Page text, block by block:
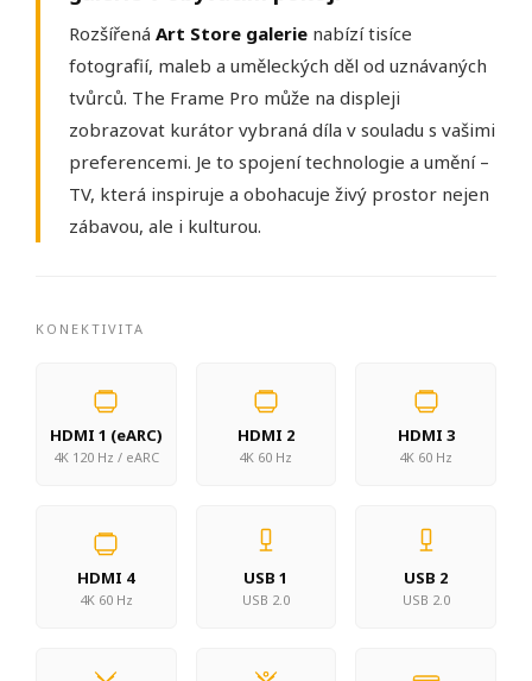
Rozšířená Art Store galerie nabízí tisíce
fotografií, maleb a uměleckých děl od uznávaných
tvůrců. The Frame Pro může na displeji
zobrazovat kurátor vybraná díla v souladu s vašimi
preferencemi. Je to spojení technologie a umění –
TV, která inspiruje a obohacuje živý prostor nejen
zábavou, ale i kulturou.
KONEKTIVITA
HDMI 1 (eARC)
4K 120 Hz / eARC
HDMI 2
4K 60 Hz
HDMI 3
4K 60 Hz
HDMI 4
4K 60 Hz
USB 1
USB 2.0
USB 2
USB 2.0